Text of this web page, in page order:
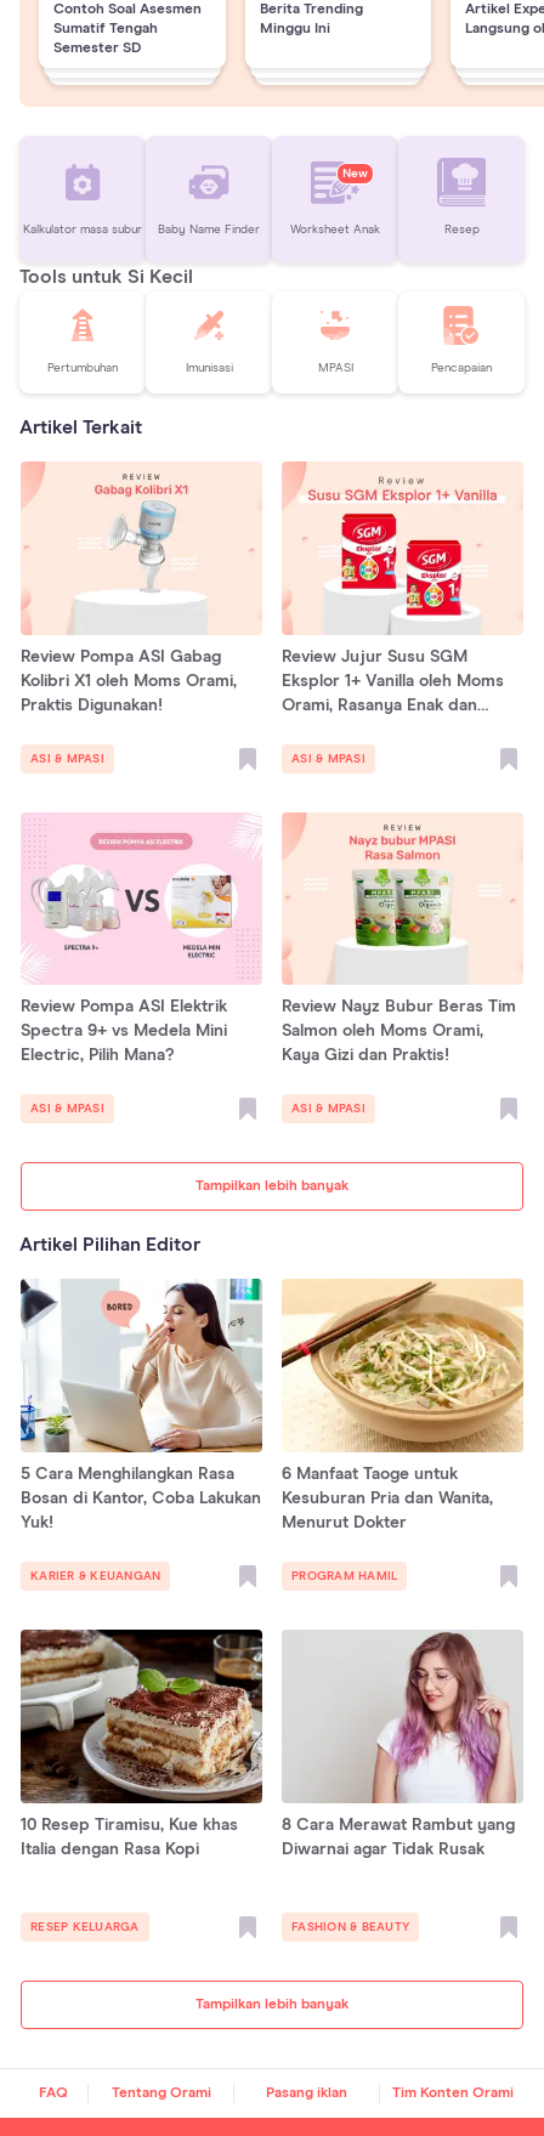
Contoh Soal Asesmen
Sumatif Tengah
Semester SD
Berita Trending
Minggu Ini
Artikel
Langsung
Kalkulator masa subur Baby Name Finder
New
Worksheet Anak Resep
Tools untuk Si Kecil
Pertumbuhan Imunisasi MPASI Pencapaian
Artikel Terkait
Tampilkan lebih banyak
Review Pompa ASI Gabag
Kolibri X1 oleh Moms Orami,
Praktis Digunakan!
ASI & MPASI
Review Jujur Susu SGM
Eksplor 1+ Vanilla oleh Moms
Orami, Rasanya Enak dan
ASI & MPASI
Review Pompa ASI Elektrik
Spectra 9+ vs Medela Mini
Electric, Pilih Mana?
ASI & MPASI
Review Nayz Bubur Beras Tim
Salmon oleh Moms Orami,
Kaya Gizi dan Praktis!
ASI & MPASI
Artikel Pilihan Editor
Tampilkan lebih banyak
5 Cara Menghilangkan Rasa
Bosan di Kantor, Coba Lakukan
Yuk!
KARIER & KEUANGAN
6 Manfaat Taoge untuk
Kesuburan Pria dan Wanita,
Menurut Dokter
PROGRAM HAMIL
10 Resep Tiramisu, Kue khas
Italia dengan Rasa Kopi
RESEP KELUARGA
8 Cara Merawat Rambut yang
Diwarnai agar Tidak Rusak
FASHION & BEAUTY
FAQ Tentang Orami Pasang iklan Tim Konten Orami